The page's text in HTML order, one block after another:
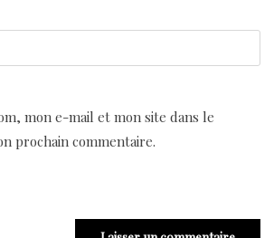
mon e-mail et mon site dans le
prochain commentaire.